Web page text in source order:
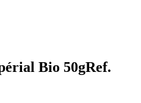
Bio 50gRef.